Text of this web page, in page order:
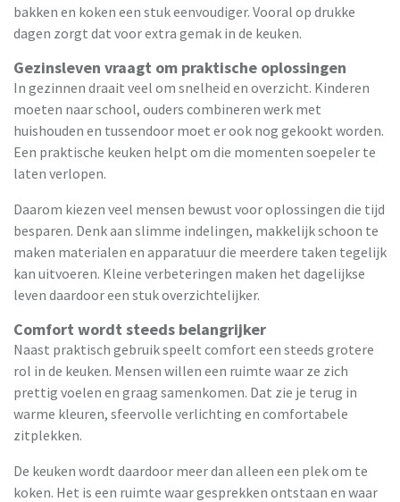
bakken en koken een stuk eenvoudiger. Vooral op drukke
dagen zorgt dat voor extra gemak in de keuken.
Gezinsleven vraagt om praktische oplossingen
In gezinnen draait veel om snelheid en overzicht. Kinderen
moeten naar school, ouders combineren werk met
huishouden en tussendoor moet er ook nog gekookt worden.
Een praktische keuken helpt om die momenten soepeler te
laten verlopen.
Daarom kiezen veel mensen bewust voor oplossingen die tijd
besparen. Denk aan slimme indelingen, makkelijk schoon te
maken materialen en apparatuur die meerdere taken tegelijk
kan uitvoeren. Kleine verbeteringen maken het dagelijkse
leven daardoor een stuk overzichtelijker.
Comfort wordt steeds belangrijker
Naast praktisch gebruik speelt comfort een steeds grotere
rol in de keuken. Mensen willen een ruimte waar ze zich
prettig voelen en graag samenkomen. Dat zie je terug in
warme kleuren, sfeervolle verlichting en comfortabele
zitplekken.
De keuken wordt daardoor meer dan alleen een plek om te
koken. Het is een ruimte waar gesprekken ontstaan en waar